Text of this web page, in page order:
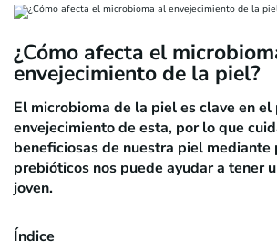
¿Cómo afecta el
envejecimiento de la piel?
El microbioma de la piel es clave en el
envejecimiento de esta, por lo que
beneficiosas de nuestra piel mediante
prebióticos nos puede ayudar a tener
joven.
Índice